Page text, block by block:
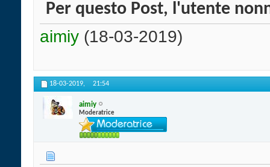
Per questo Post, l'utente
aimiy (18-03-2019)
18-03-2019, 21:54
aimiy
Moderatrice